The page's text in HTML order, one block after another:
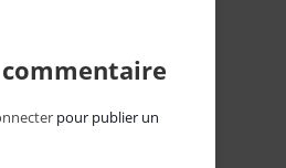
pour publier un